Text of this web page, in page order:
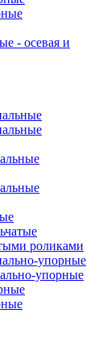
- осевая и
роликами
упорные
упорные